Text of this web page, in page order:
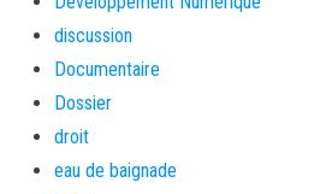
discussion
Documentaire
Dossier
droit
eau de baignade